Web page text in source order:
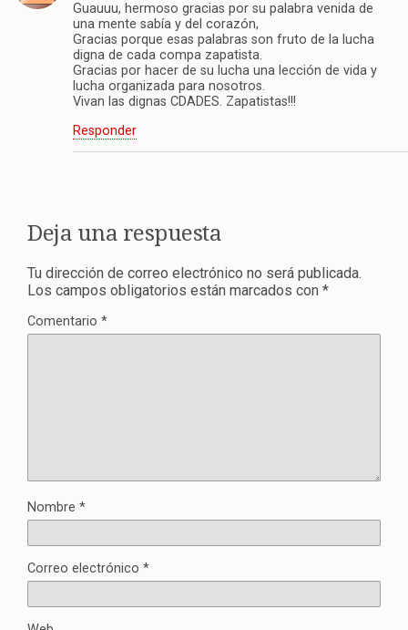
Guauuu, hermoso gracias por su palabra venida de
una mente sabía y del corazón,
Gracias porque esas palabras son fruto de la lucha
digna de cada compa zapatista.
Gracias por hacer de su lucha una lección de vida y
lucha organizada para nosotros.
Vivan las dignas CDADES. Zapatistas!!!
Responder
Deja una respuesta
Tu dirección de correo electrónico no será publicada.
Los campos obligatorios están marcados con *
Comentario *
Nombre *
Correo electrónico *